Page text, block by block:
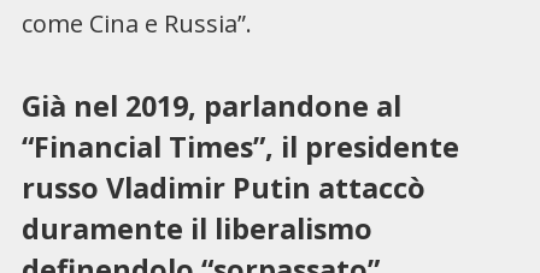
come Cina e Russia”.
Già nel 2019, parlandone al
“Financial Times”, il presidente
russo Vladimir Putin attaccò
duramente il liberalismo